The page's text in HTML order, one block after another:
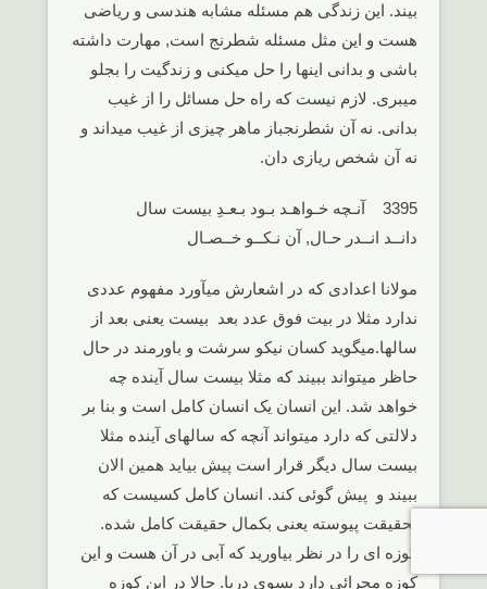
بیند. این زندگی هم مسئله مشابه هندسی و ریاضی
هست و این مثل مسئله شطرنج است, مهارت داشته
باشی و بدانی اینها را حل میکنی و زندگیت را بجلو
میبری. لازم نیست که راه حل مسائل را از غیب
بدانی. نه آن شطرنجباز ماهر چیزی از غیب میداند و
نه آن شخص ریازی دان.
3395 آنـچه خـواهـد بـود بـعـدِ بیست سال
دانــد انــدر حـال, آن نـکــو خــصـال
مولانا اعدادی که در اشعارش میآورد مفهوم عددی
ندارد مثلا در بیت فوق عدد بعد بیست یعنی بعد از
سالها.میگوید کسان نیکو سرشت و باورمند در حال
حاظر میتواند ببیند که مثلا بیست سال آینده چه
خواهد شد. این انسان یک انسان کامل است و بنا بر
دلالتی که دارد میتواند آنچه که سالهای آینده مثلا
بیست سال دیگر قرار است پیش بیاید همین الان
ببیند و پیش گوئی کند. انسان کامل کسیست که
بحقیقت پیوسته یعنی بکمال حقیقت کامل شده.
کوزه ای را در نظر بیاورید که آبی در آن هست و این
کوزه مجرائی دارد بسوی دریا. حالا در این کوزه